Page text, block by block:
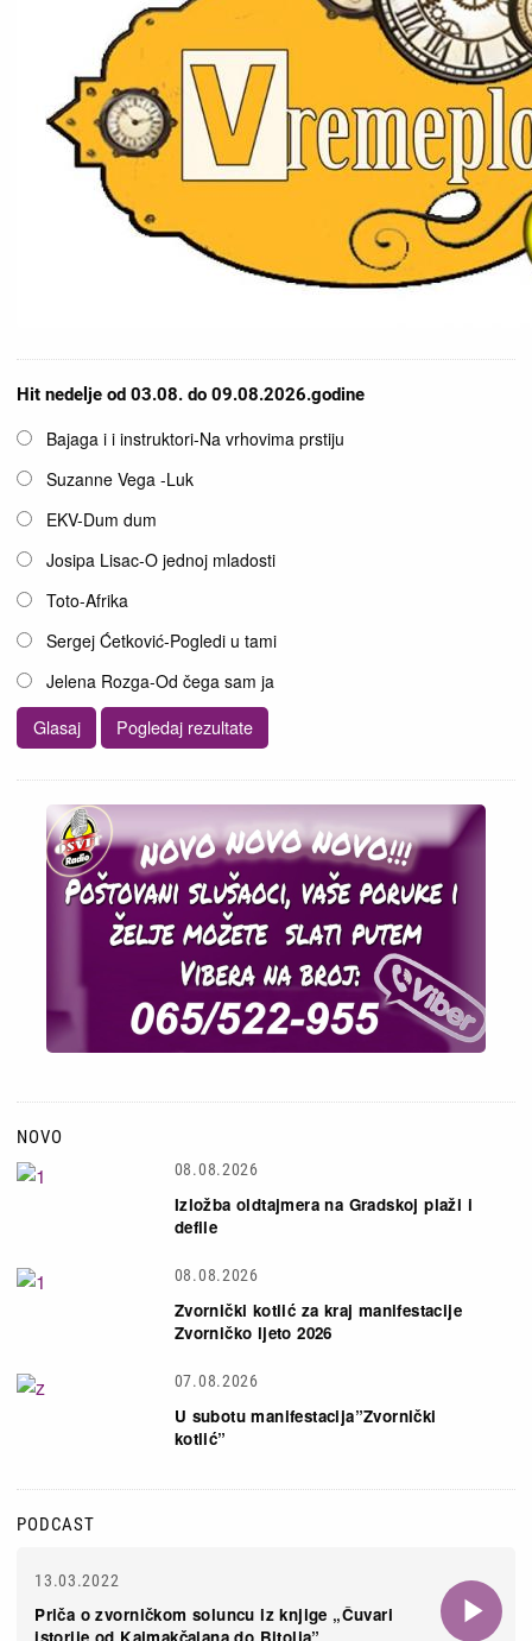
Hit nedelje od 03.08. do 09.08.2026.godine
OpcijeBajaga i i instruktori-Na vrhovima prstiju
Suzanne Vega -Luk
EKV-Dum dum
Josipa Lisac-O jednoj mladosti
Toto-Afrika
Sergej Ćetković-Pogledi u tami
Jelena Rozga-Od čega sam ja
NOVO
08.08.2026
Izložba oldtajmera na Gradskoj plaži i
defile
08.08.2026
Zvornički kotlić za kraj manifestacije
Zvorničko ljeto 2026
07.08.2026
U subotu manifestacija”Zvornički
kotlić”
PODCAST
13.03.2022
Priča o zvorničkom soluncu iz knjige „Čuvari